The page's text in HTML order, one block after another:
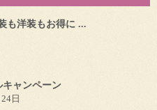
も洋装もお得に ...
キャンペーン
日